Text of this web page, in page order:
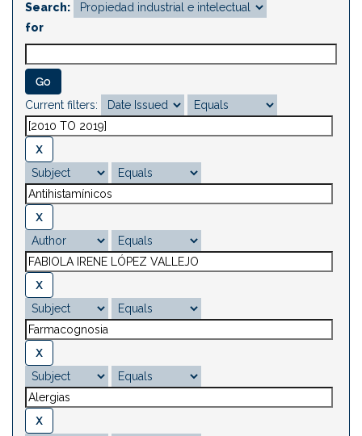
Search:
for
Current filters: